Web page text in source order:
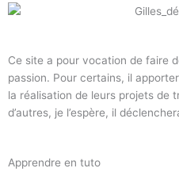
Ce site a pour vocation de faire
passion. Pour certains, il
la réalisation de leurs projets de
d’autres, je l’espère, il
Apprendre en tuto